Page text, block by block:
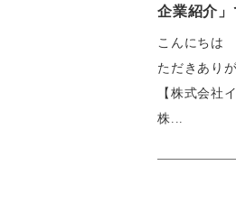
企業紹介
こんにちは
ただきあり
【株式会社
株...